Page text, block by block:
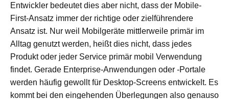
Entwickler bedeutet dies aber nicht, dass der Mobile-
First-Ansatz immer der richtige oder zielführendere
Ansatz ist. Nur weil Mobilgeräte mittlerweile primär im
Alltag genutzt werden, heißt dies nicht, dass jedes
Produkt oder jeder Service primär mobil Verwendung
findet. Gerade Enterprise-Anwendungen oder -Portale
werden häufig gewollt für Desktop-Screens entwickelt. Es
kommt bei den eingehenden Überlegungen also genauso